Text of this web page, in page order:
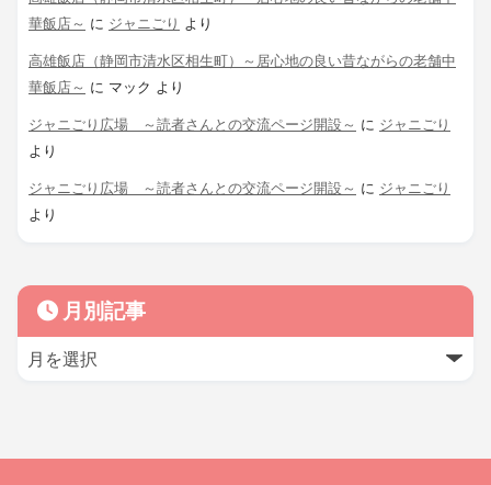
華飯店～ に ジャニごり より
高雄飯店（静岡市清水区相生町）～居心地の良い昔ながらの老舗中
華飯店～ に マック より
ジャニごり広場 ～読者さんとの交流ページ開設～ に ジャニごり
より
ジャニごり広場 ～読者さんとの交流ページ開設～ に ジャニごり
より
月別記事